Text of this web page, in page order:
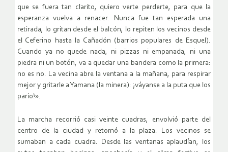
que se fuera tan clarito, quiero verte perderte, para que la
esperanza vuelva a renacer. Nunca fue tan esperada una
retirada, lo gritan desde el balcón, lo repiten los vecinos desde
el Ceferino hasta la Cañadón (barrios populares de Esquel).
Cuando ya no quede nada, ni pizzas ni empanada, ni una
piedra ni un botón, va a quedar una bandera como la primera:
no es no. La vecina abre la ventana a la mañana, para respirar
mejor y gritarle a Yamana (la minera): ¡váyanse a la puta que los
pario!».
La marcha recorrió casi veinte cuadras, envolvió parte del
centro de la ciudad y retomó a la plaza. Los vecinos se
sumaban a cada cuadra. Desde las ventanas aplaudían, los